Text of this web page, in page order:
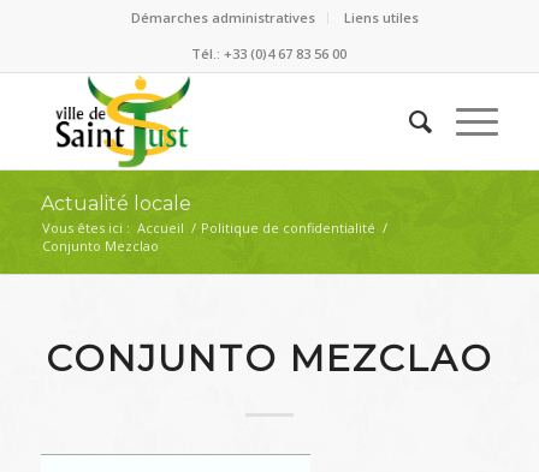
Démarches administratives
Liens utiles
Tél.: +33 (0)4 67 83 56 00
Actualité locale
Vous êtes ici : Accueil / Politique de confidentialité /
Conjunto Mezclao
CONJUNTO MEZCLAO